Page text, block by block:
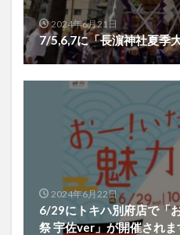
2024年6月21日
7/5,6,7に「長濵神社夏季
2024年6月22日
6/29にトキハ別府店で「
祭 宇佐ver」が開催されま